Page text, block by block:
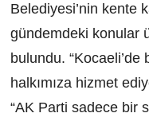
Belediyesi’nin kente
gündemdeki konular
bulundu.
halkımıza hizmet
“AK Parti sadece bir